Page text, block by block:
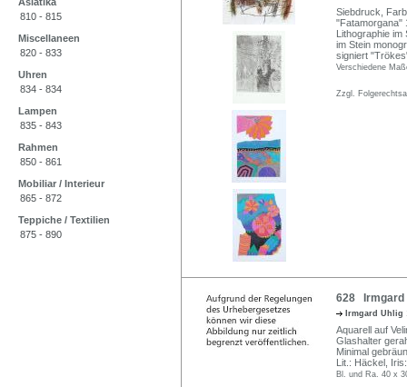
810 - 815
Miscellaneen
820 - 833
Uhren
834 - 834
Lampen
835 - 843
Rahmen
850 - 861
Mobiliar / Interieur
865 - 872
Teppiche / Textilien
875 - 890
Siebdruck,
"Fatamorgana"
Lithographie im
im Stein
signiert
Verschiedene
Zzgl.
628 Irmgard
Irmgard Uhlig
Aquarell auf
Glashalter
Minimal
Lit.: Häckel,
Bl. und Ra. 40 x